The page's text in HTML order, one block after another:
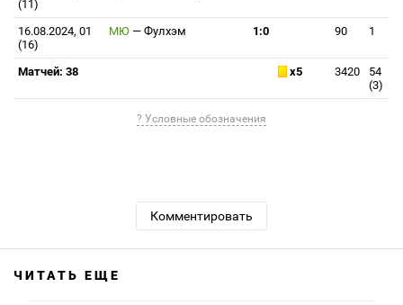
(11)
16.08.2024, 01
(16)
МЮ — Фулхэм 1:0 90 1
Матчей: 38 x5 3420
54
(3)
? Условные обозначения
Комментировать
ЧИТАТЬ ЕЩЕ